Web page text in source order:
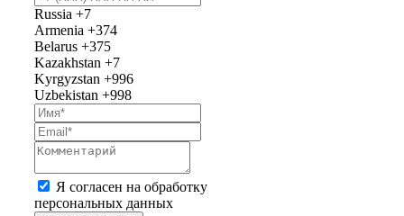
Russia +7
Armenia +374
Belarus +375
Kazakhstan +7
Kyrgyzstan +996
Uzbekistan +998
Я согласен на обработку
персональных данных